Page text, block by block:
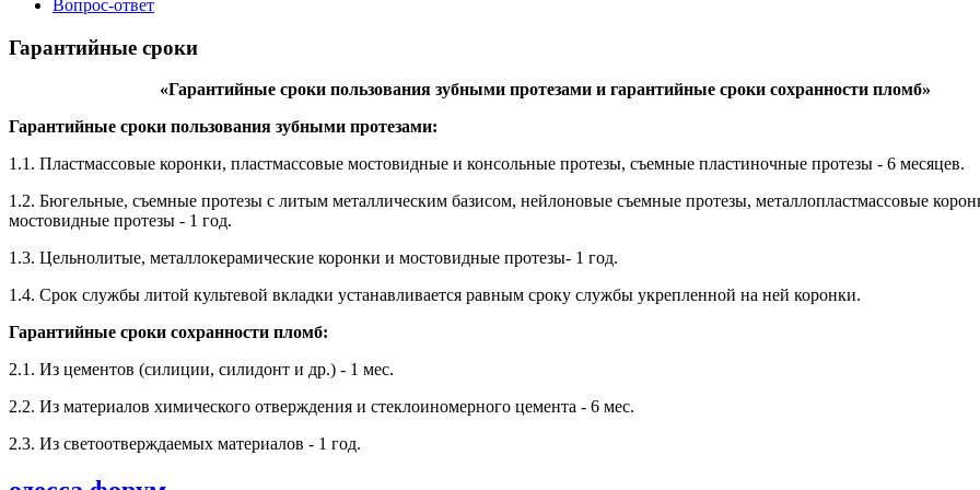
Вопрос-ответ
Гарантийные сроки
«Гарантийные сроки пользования зубными протезами и гарантийные сроки сохранности пломб»
Гарантийные сроки пользования зубными протезами:
1.1. Пластмассовые коронки, пластмассовые мостовидные и консольные протезы, съемные пластиночные протезы - 6 месяцев.
1.2. Бюгельные, съемные протезы с литым металлическим базисом, нейлоновые съемные протезы, металлопластмассовые
мостовидные протезы - 1 год.
1.3. Цельнолитые, металлокерамические коронки и мостовидные протезы- 1 год.
1.4. Срок службы литой культевой вкладки устанавливается равным сроку службы укрепленной на ней коронки.
Гарантийные сроки сохранности пломб:
2.1. Из цементов (силиции, силидонт и др.) - 1 мес.
2.2. Из материалов химического отверждения и стеклоиномерного цемента - 6 мес.
2.3. Из светоотверждаемых материалов - 1 год.